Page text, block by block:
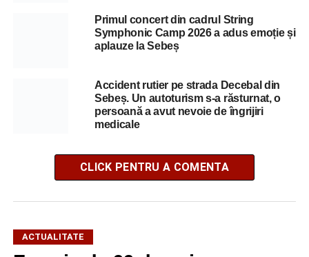
Primul concert din cadrul String
Symphonic Camp 2026 a adus emoție și
aplauze la Sebeș
Accident rutier pe strada Decebal din
Sebeș. Un autoturism s-a răsturnat, o
persoană a avut nevoie de îngrijiri
medicale
CLICK PENTRU A COMENTA
ACTUALITATE